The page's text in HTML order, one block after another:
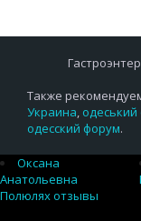
Также
Украина,
одесский форум.
Оксана
Анатольевна
Полюлях отзывы